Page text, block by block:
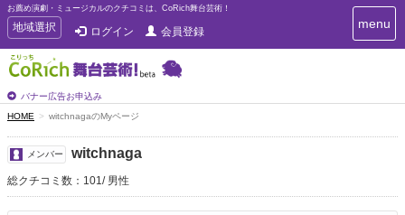
お薦め演劇・ミュージカルのクチコミは、CoRich舞台芸術！
T
o
g
g
e
n
a
v
i
g
a
t
地域選択 ログイン 会員登録
バナー広告お申込み
T
o
menu
HOME witchnagaのMyページ
メンバー witchnaga
総クチコミ数：101 男性